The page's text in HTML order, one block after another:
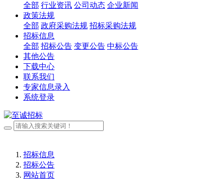
全部 行业资讯 公司动态 企业新闻
政策法规
全部 政府采购法规 招标采购法规
招标信息
全部 招标公告 变更公告 中标公告
其他公告
下载中心
联系我们
专家信息录入
系统登录
招标信息
招标公告
网站首页